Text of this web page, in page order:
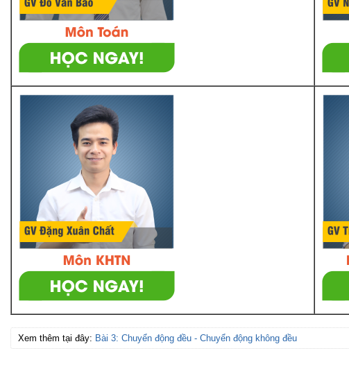
Xem thêm tại đây: Bài 3: Chuyển động đều - Chuyển động không đều